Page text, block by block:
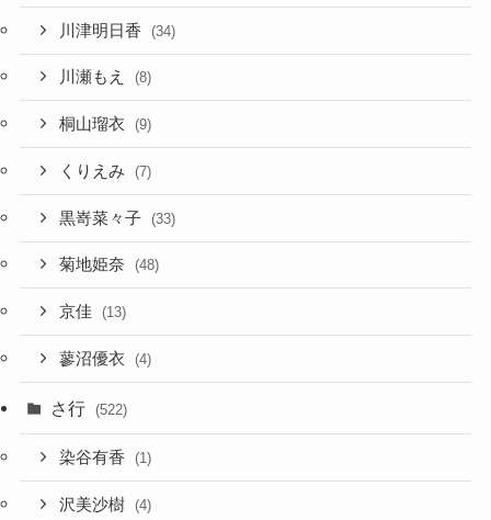
川津明日香 (34)
川瀬もえ (8)
桐山瑠衣 (9)
くりえみ (7)
黒嵜菜々子 (33)
菊地姫奈 (48)
京佳 (13)
蓼沼優衣 (4)
さ行 (522)
染谷有香 (1)
沢美沙樹 (4)